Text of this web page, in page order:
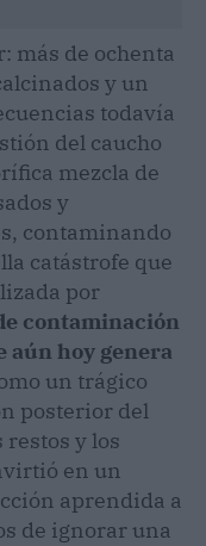
más de ochenta
y un
todavía
del caucho
mezcla de
y
contaminando
catástrofe que
por
contaminación
aún hoy genera
un trágico
posterior del
y los
en un
aprendida a
de ignorar una